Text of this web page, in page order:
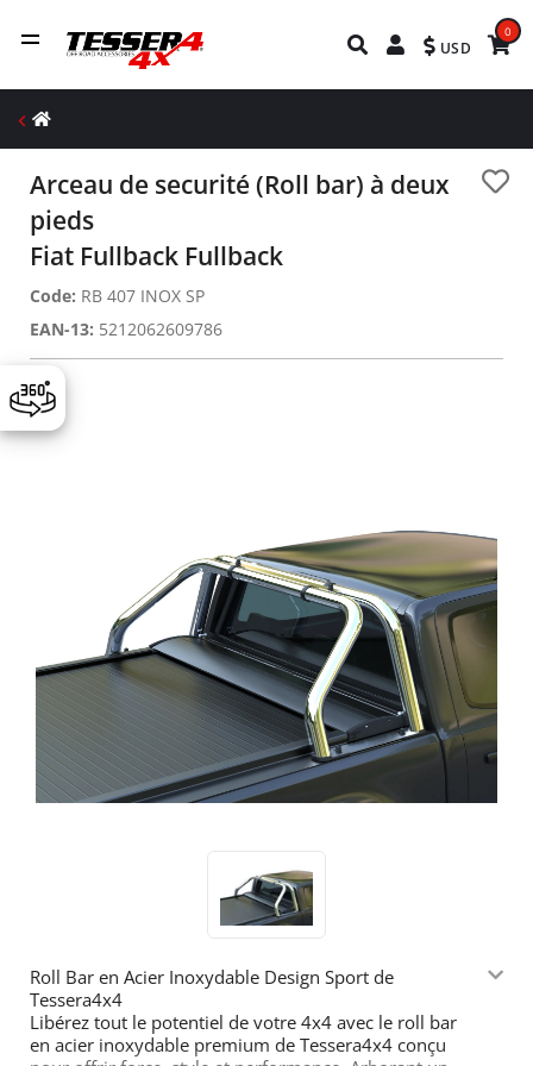
USD
0
Arceau de securité (Roll bar) à deux
pieds
Fiat Fullback Fullback
Code: RB 407 INOX SP
EAN-13: 5212062609786
Roll Bar en Acier Inoxydable Design Sport de
Tessera4x4
Libérez tout le potentiel de votre 4x4 avec le roll bar
en acier inoxydable premium de Tessera4x4 conçu